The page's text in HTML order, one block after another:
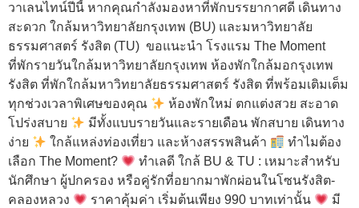
วาเลนไทน์ปีนี้ หากคุณกำลังมองหาที่พักบรรยากาศดี เดินทาง
สะดวก ใกล้มหาวิทยาลัยกรุงเทพ (BU) และมหาวิทยาลัย
ธรรมศาสตร์ รังสิต (TU) ขอแนะนำ โรงแรม The Moment
ที่พักรายวันใกล้มหาวิทยาลัยกรุงเทพ ห้องพักใกล้มอกรุงเทพ
รังสิต ที่พักใกล้มหาวิทยาลัยธรรมศาสตร์ รังสิต ที่พร้อมเติมเต็ม
ทุกช่วงเวลาพิเศษของคุณ
ห้องพักใหม่ ตกแต่งสวย สะอาด
โปร่งสบาย
มีทั้งแบบรายวันและรายเดือน พักสบาย เดินทาง
ง่าย
ใกล้แหล่งท่องเที่ยว และห้างสรรพสินค้า
ทำไมต้อง
เลือก The Moment?
ทำเลดี ใกล้ BU & TU : เหมาะสำหรับ
นักศึกษา ผู้ปกครอง หรือคู่รักที่อยากมาพักผ่อนในโซนรังสิต-
คลองหลวง
ราคาคุ้มค่า เริ่มต้นเพียง 990 บาทเท่านั้น
มี